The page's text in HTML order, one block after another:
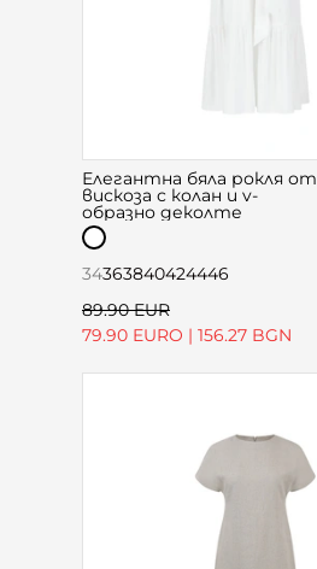
Елегантна бяла рокля от
вискоза с колан и v-
образно деколте
34363840424446
89.90 EUR
79.90 EURO | 156.27 BGN